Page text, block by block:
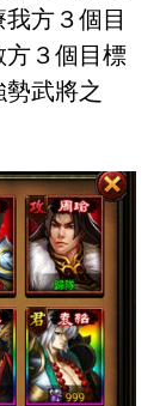
方３個目
３個目標
武將之